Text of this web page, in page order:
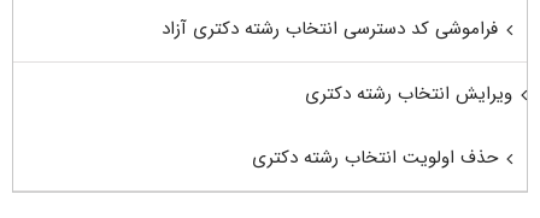
فراموشی کد دسترسی انتخاب رشته دکتری آزاد
ویرایش انتخاب رشته دکتری
حذف اولویت انتخاب رشته دکتری